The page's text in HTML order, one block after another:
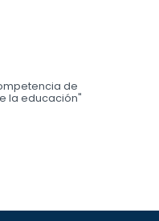
de
la educación"